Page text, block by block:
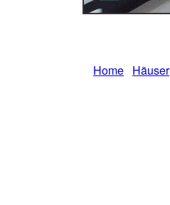
Home Häuser